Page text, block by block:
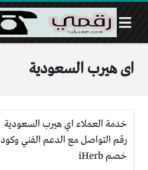
اى هيرب السعودية
خدمة العملاء اي هيرب السعودية
رقم التواصل مع الدعم الفني وكود
خصم iHerb